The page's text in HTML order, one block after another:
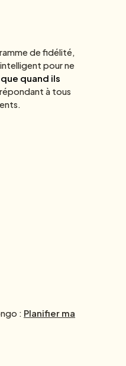
de fidélité,
pour ne
quand ils
à tous
: Planifier ma